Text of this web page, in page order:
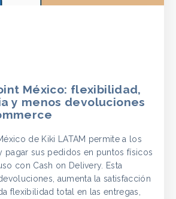
México: flexibilidad,
y menos devoluciones
de Kiki LATAM permite a los
pagar sus pedidos en puntos físicos
con Cash on Delivery. Esta
aumenta la satisfacción
flexibilidad total en las entregas,